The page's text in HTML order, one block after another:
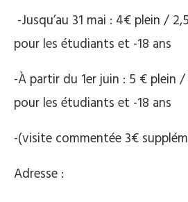
-Jusqu’au 31 mai : 4€ plein /
pour les étudiants et -18 ans
-À partir du 1er juin : 5 €
pour les étudiants et -18 ans
-(visite commentée 3€
Adresse :